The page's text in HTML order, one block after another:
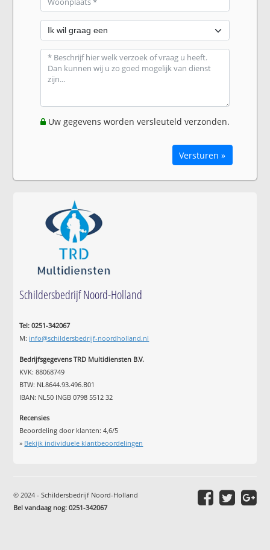
Uw gegevens worden versleuteld verzonden.
Versturen »
Schildersbedrijf Noord-Holland
Tel: 0251-342067
M: info@schildersbedrijf-noordholland.nl
Bedrijfsgegevens TRD Multidiensten B.V.
KVK: 88068749
BTW: NL8644.93.496.B01
IBAN: NL50 INGB 0798 5512 32
Recensies
Beoordeling door klanten:4,6/5
» Bekijk individuele klantbeoordelingen
© 2024 - Schildersbedrijf Noord-Holland
Bel vandaag nog: 0251-342067